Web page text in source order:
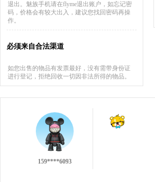
退出。魅族手机请在flyme退出账户，如忘记密
码，价格会有较大出入，建议您找回密码再操
作。
必须来自合法渠道
如您出售的物品有发票最好，没有需带身份证
进行登记，拒绝回收一切因非法所得的物品。
137****9551
159****6093